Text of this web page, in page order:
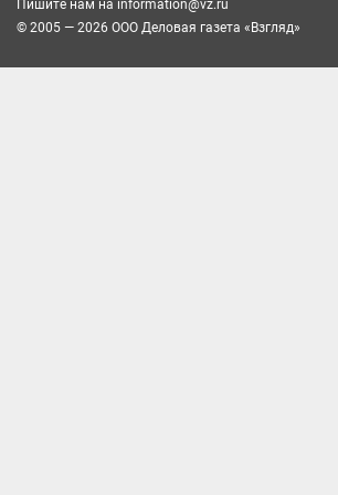
Пишите нам на information@vz.ru
© 2005 — 2026 ООО Деловая газета «Взгляд»